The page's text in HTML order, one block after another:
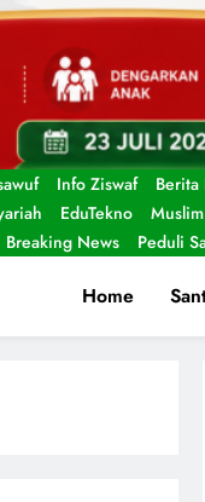
Info Ziswaf Berita
EduTekno
Breaking News Peduli
Home